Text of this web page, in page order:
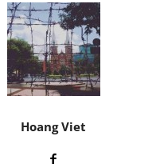
Hoang Viet